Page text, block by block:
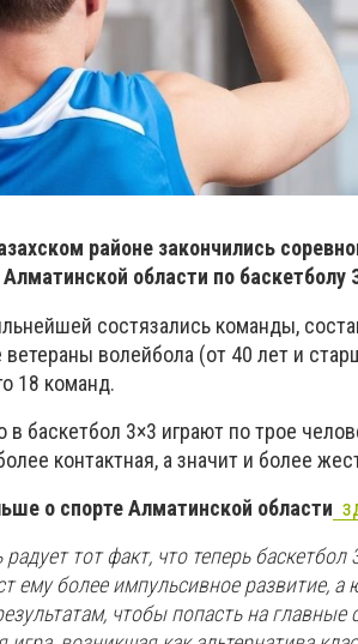
районе закончились
области по баскетболу
состязались команды,
ветераны волейбола (от 40 лет и
18 команд.
в баскетбол 3×3 играют по трое
контактная, а значит и более
о спорте Алматинской области
радует тот факт, что теперь
ему более импульсивное развитие,
чтобы попасть на главные